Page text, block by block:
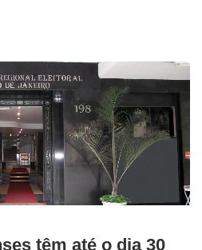
têm até o dia 30